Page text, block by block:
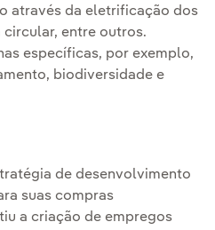
através da eletrificação dos
circular, entre outros.
específicas, por exemplo,
biodiversidade e
de desenvolvimento
suas compras
a criação de empregos